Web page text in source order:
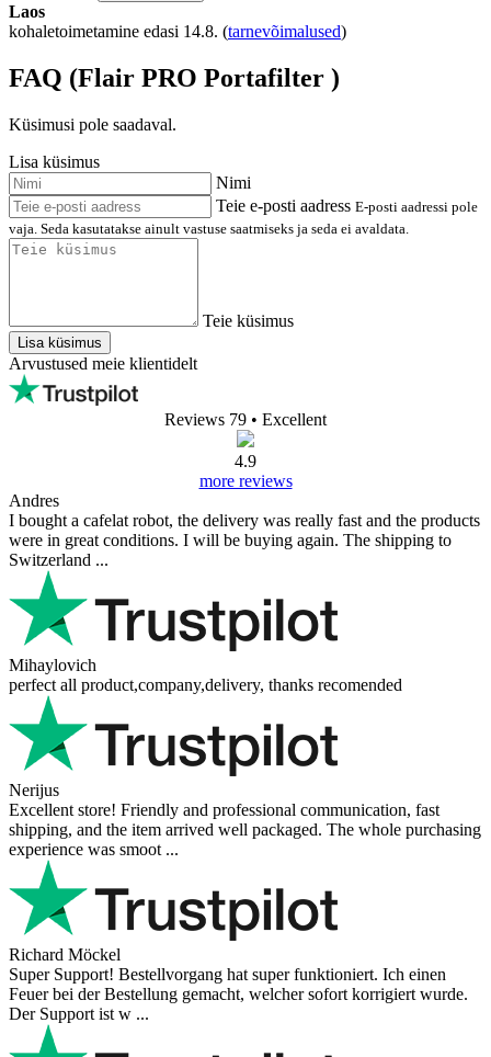
Laos
kohaletoimetamine edasi 14.8. (tarnevõimalused)
FAQ (Flair PRO Portafilter )
Küsimusi pole saadaval.
Lisa küsimus
Nimi
Teie e-posti aadress E-posti aadressi pole
vaja. Seda kasutatakse ainult vastuse saatmiseks ja seda ei avaldata.
Teie küsimus
Lisa küsimus
Arvustused meie klientidelt
Reviews 79 • Excellent
4.9
more reviews
Andres
I bought a cafelat robot, the delivery was really fast and the products
were in great conditions. I will be buying again. The shipping to
Switzerland ...
Mihaylovich
perfect all product,company,delivery, thanks recomended
Nerijus
Excellent store! Friendly and professional communication, fast
shipping, and the item arrived well packaged. The whole purchasing
experience was smoot ...
Richard Möckel
Super Support! Bestellvorgang hat super funktioniert. Ich einen
Feuer bei der Bestellung gemacht, welcher sofort korrigiert wurde.
Der Support ist w ...